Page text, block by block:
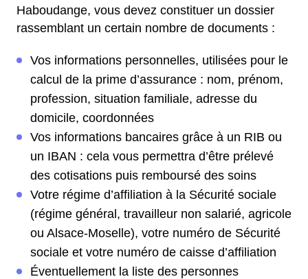
Haboudange, vous devez constituer un dossier
rassemblant un certain nombre de documents :
Vos informations personnelles, utilisées pour le
calcul de la prime d’assurance : nom, prénom,
profession, situation familiale, adresse du
domicile, coordonnées
Vos informations bancaires grâce à un RIB ou
un IBAN : cela vous permettra d’être prélevé
des cotisations puis remboursé des soins
Votre régime d’affiliation à la Sécurité sociale
(régime général, travailleur non salarié, agricole
ou Alsace-Moselle), votre numéro de Sécurité
sociale et votre numéro de caisse d’affiliation
Éventuellement la liste des personnes